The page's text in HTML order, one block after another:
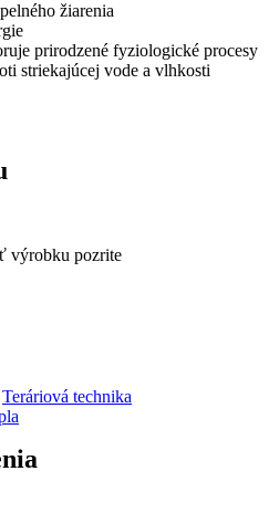
žiarenia
prirodzené fyziologické procesy
striekajúcej vode a vlhkosti
výrobku pozrite
Teráriová technika